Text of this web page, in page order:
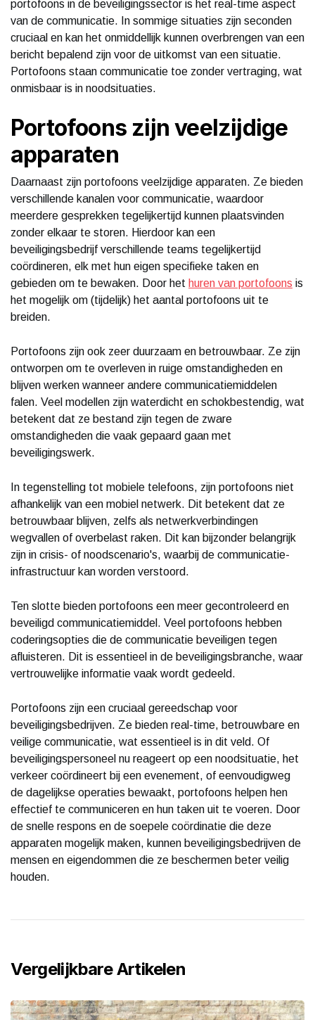
portofoons in de beveiligingssector is het real-time aspect
van de communicatie. In sommige situaties zijn seconden
cruciaal en kan het onmiddellijk kunnen overbrengen van een
bericht bepalend zijn voor de uitkomst van een situatie.
Portofoons staan communicatie toe zonder vertraging, wat
onmisbaar is in noodsituaties.
Portofoons zijn veelzijdige
apparaten
Daarnaast zijn portofoons veelzijdige apparaten. Ze bieden
verschillende kanalen voor communicatie, waardoor
meerdere gesprekken tegelijkertijd kunnen plaatsvinden
zonder elkaar te storen. Hierdoor kan een
beveiligingsbedrijf verschillende teams tegelijkertijd
coördineren, elk met hun eigen specifieke taken en
gebieden om te bewaken. Door het huren van portofoons is
het mogelijk om (tijdelijk) het aantal portofoons uit te
breiden.
Portofoons zijn ook zeer duurzaam en betrouwbaar. Ze zijn
ontworpen om te overleven in ruige omstandigheden en
blijven werken wanneer andere communicatiemiddelen
falen. Veel modellen zijn waterdicht en schokbestendig, wat
betekent dat ze bestand zijn tegen de zware
omstandigheden die vaak gepaard gaan met
beveiligingswerk.
In tegenstelling tot mobiele telefoons, zijn portofoons niet
afhankelijk van een mobiel netwerk. Dit betekent dat ze
betrouwbaar blijven, zelfs als netwerkverbindingen
wegvallen of overbelast raken. Dit kan bijzonder belangrijk
zijn in crisis- of noodscenario's, waarbij de communicatie-
infrastructuur kan worden verstoord.
Ten slotte bieden portofoons een meer gecontroleerd en
beveiligd communicatiemiddel. Veel portofoons hebben
coderingsopties die de communicatie beveiligen tegen
afluisteren. Dit is essentieel in de beveiligingsbranche, waar
vertrouwelijke informatie vaak wordt gedeeld.
Portofoons zijn een cruciaal gereedschap voor
beveiligingsbedrijven. Ze bieden real-time, betrouwbare en
veilige communicatie, wat essentieel is in dit veld. Of
beveiligingspersoneel nu reageert op een noodsituatie, het
verkeer coördineert bij een evenement, of eenvoudigweg
de dagelijkse operaties bewaakt, portofoons helpen hen
effectief te communiceren en hun taken uit te voeren. Door
de snelle respons en de soepele coördinatie die deze
apparaten mogelijk maken, kunnen beveiligingsbedrijven de
mensen en eigendommen die ze beschermen beter veilig
houden.
Vergelijkbare Artikelen